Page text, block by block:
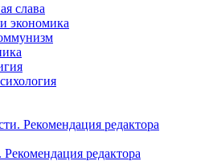
слава
экономика
Рекомендация редактора
редактора